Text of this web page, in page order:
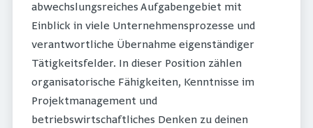
abwechslungsreiches Aufgabengebiet mit
Einblick in viele Unternehmensprozesse und
verantwortliche Übernahme eigenständiger
Tätigkeitsfelder. In dieser Position zählen
organisatorische Fähigkeiten, Kenntnisse im
Projektmanagement und
betriebswirtschaftliches Denken zu deinen